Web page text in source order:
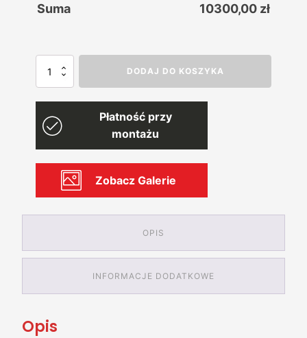
Suma 10300,00 zł
ilość
PREMIUM
4mx6m
3mx6m
DODAJ DO KOSZYKA
Płatność przy
montażu
Zobacz Galerie
OPIS
INFORMACJE DODATKOWE
Opis